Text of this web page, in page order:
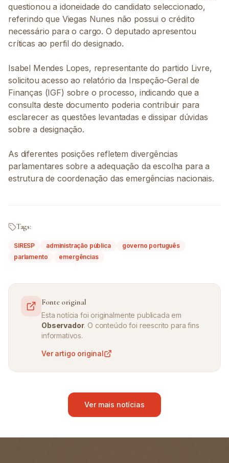
questionou a idoneidade do candidato seleccionado,
referindo que Viegas Nunes não possui o crédito
necessário para o cargo. O deputado apresentou
críticas ao perfil do designado.
Isabel Mendes Lopes, representante do partido Livre,
solicitou acesso ao relatório da Inspeção-Geral de
Finanças (IGF) sobre o processo, indicando que a
consulta deste documento poderia contribuir para
esclarecer as questões levantadas e dissipar dúvidas
sobre a designação.
As diferentes posições refletem divergências
parlamentares sobre a adequação da escolha para a
estrutura de coordenação das emergências nacionais.
Tags:
SIRESP administração pública
governo português
parlamento
emergências
Fonte original
Esta notícia foi originalmente publicada em
Observador. O conteúdo foi reescrito para fins
informativos.
Ver artigo original
Ver mais notícias